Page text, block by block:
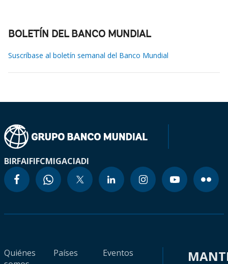
BOLETÍN DEL BANCO MUNDIAL
Suscríbase al boletín semanal del Banco Mundial
BIRFAIFIFCMIGACIADI
Quiénes
Países
Eventos